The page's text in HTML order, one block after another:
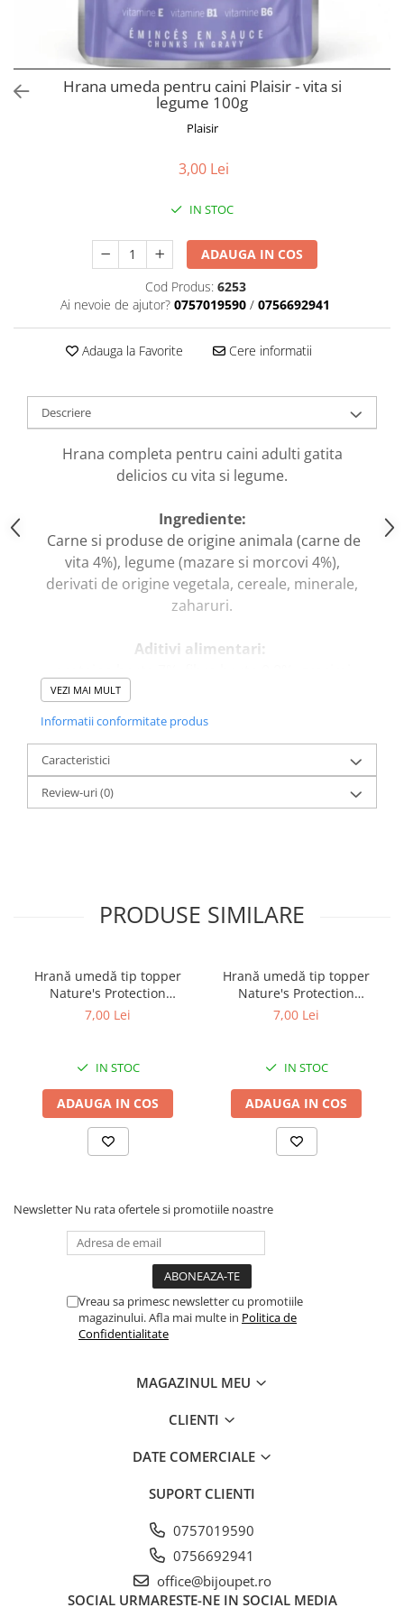
Hrana umeda
Custi si Genti de Transport
Diete veterinare
Hainute
Inghetata
caprior
Lese, Zgarzi & Hamuri
Perii si Piepteni
Saltele cu efect de racire
Suplimente
Hrana umeda pentru caini Plaisir - vita si
legume 100g
Plaisir
3,00 Lei
IN STOC
ADAUGA IN COS
Cod Produs: 6253
Ai nevoie de ajutor? 0757019590 / 0756692941
Adauga la Favorite Cere informatii
Descriere
Hrana completa pentru caini adulti gatita
delicios cu vita si legume.
Ingrediente:
Carne si produse de origine animala (carne de
vita 4%), legume (mazare si morcovi 4%),
derivati de origine vegetala, cereale, minerale,
zaharuri.
Aditivi alimentari:
brute 4,5%, cenusa bruta 1,5%, umiditate
82,0%.
VEZI MAI MULT
Informatii conformitate produs
Caracteristici
Review-uri(0)
PRODUSE SIMILARE
Hrană umedă tip topper
Nature's Protection
Superior Care cu Ton și
eliminarea petelor din jurul
7,00 Lei
IN STOC
ADAUGA IN COS
Hrană umedă tip topper
Nature's Protection
Superior Care cu Ton și
eliminarea petelor din jurul
7,00 Lei
IN STOC
ADAUGA IN COS
Newsletter Nu rata ofertele si promotiile noastre
Vreau sa primesc newsletter cu promotiile
magazinului. Afla mai multe in Politica de
Confidentialitate
MAGAZINUL MEU
CLIENTI
DATE COMERCIALE
SUPORT CLIENTI
0757019590
0756692941
office@bijoupet.ro
SOCIAL URMARESTE-NE IN SOCIAL MEDIA